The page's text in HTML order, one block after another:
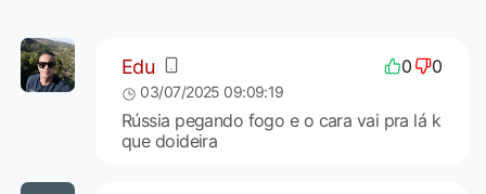
Edu 0 0
03/07/2025 09:09:19
Rússia pegando fogo e o cara vai pra lá k
que doideira